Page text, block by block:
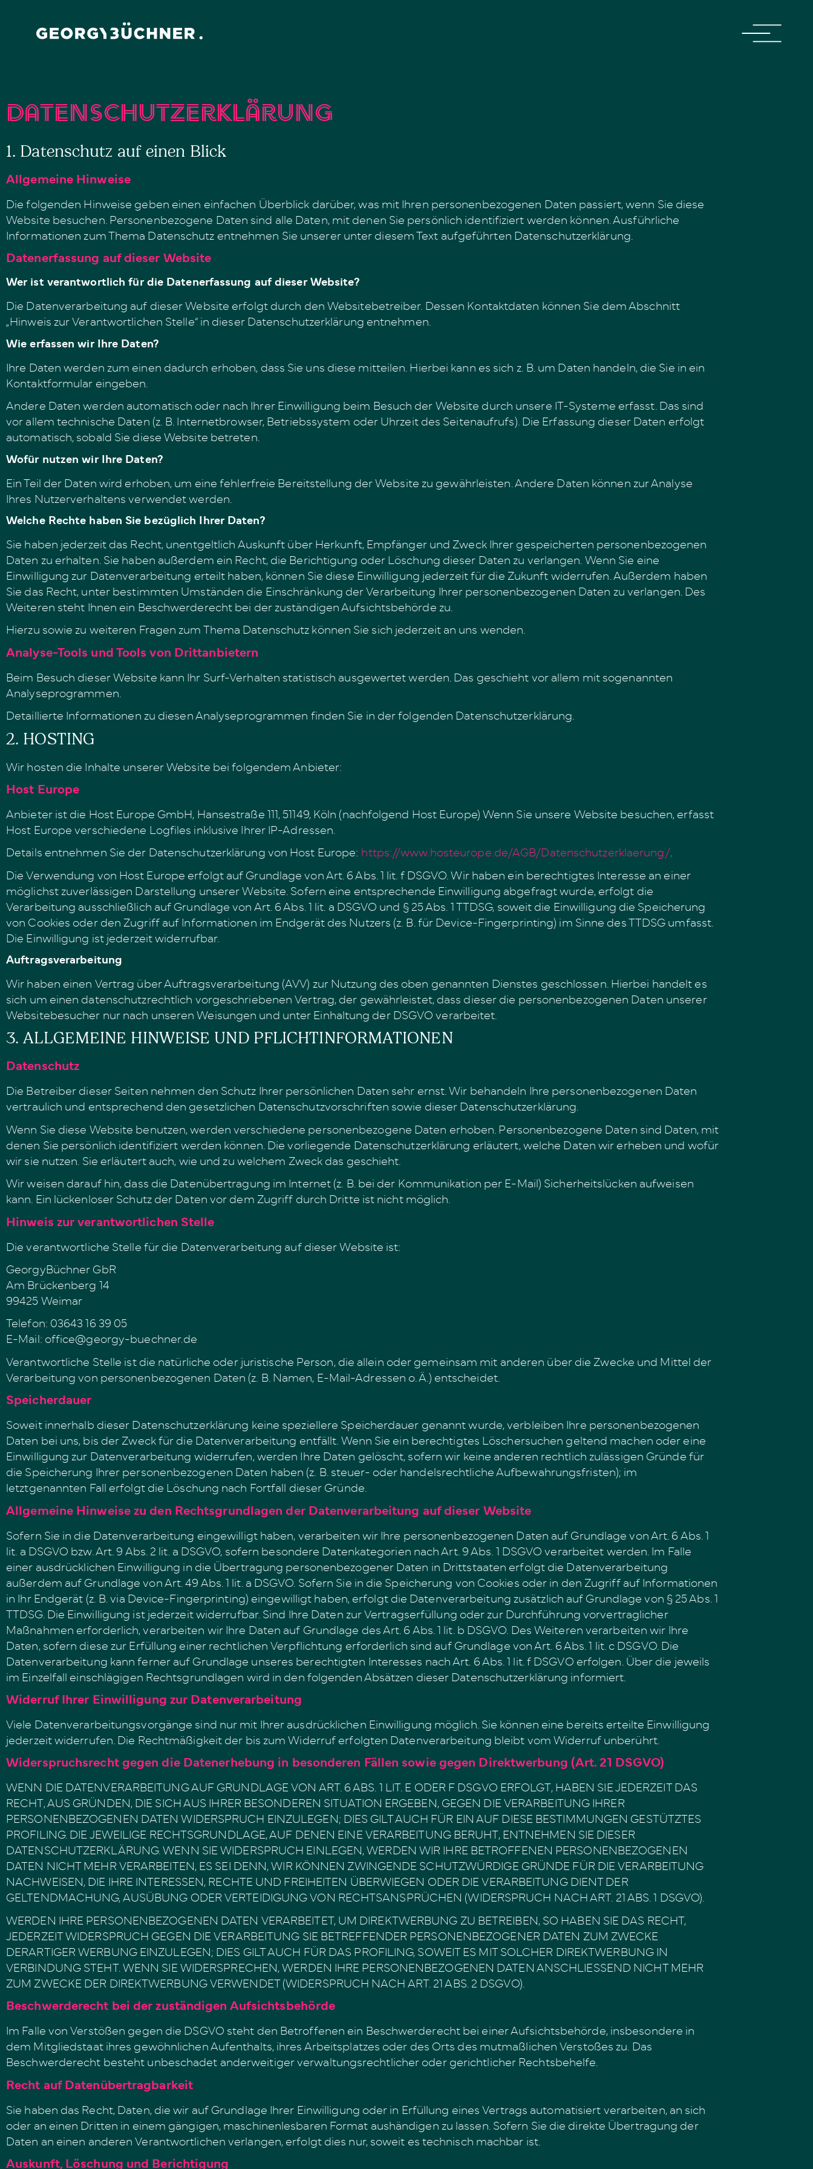
Datenschutzerklärung
1. Datenschutz auf einen Blick
Allgemeine Hinweise
Die folgenden Hinweise geben einen einfachen Überblick darüber, was mit Ihren personenbezogenen Daten passiert, wenn Sie diese
Website besuchen. Personenbezogene Daten sind alle Daten, mit denen Sie persönlich identifiziert werden können. Ausführliche
Informationen zum Thema Datenschutz entnehmen Sie unserer unter diesem Text aufgeführten Datenschutzerklärung.
Datenerfassung auf dieser Website
Wer ist verantwortlich für die Datenerfassung auf dieser Website?
Die Datenverarbeitung auf dieser Website erfolgt durch den Websitebetreiber. Dessen Kontaktdaten können Sie dem Abschnitt
„Hinweis zur Verantwortlichen Stelle“ in dieser Datenschutzerklärung entnehmen.
Wie erfassen wir Ihre Daten?
Ihre Daten werden zum einen dadurch erhoben, dass Sie uns diese mitteilen. Hierbei kann es sich z. B. um Daten handeln, die Sie in ein
Kontaktformular eingeben.
Andere Daten werden automatisch oder nach Ihrer Einwilligung beim Besuch der Website durch unsere IT-Systeme erfasst. Das sind
vor allem technische Daten (z. B. Internetbrowser, Betriebssystem oder Uhrzeit des Seitenaufrufs). Die Erfassung dieser Daten erfolgt
automatisch, sobald Sie diese Website betreten.
Wofür nutzen wir Ihre Daten?
Ein Teil der Daten wird erhoben, um eine fehlerfreie Bereitstellung der Website zu gewährleisten. Andere Daten können zur Analyse
Ihres Nutzerverhaltens verwendet werden.
Welche Rechte haben Sie bezüglich Ihrer Daten?
Sie haben jederzeit das Recht, unentgeltlich Auskunft über Herkunft, Empfänger und Zweck Ihrer gespeicherten personenbezogenen
Daten zu erhalten. Sie haben außerdem ein Recht, die Berichtigung oder Löschung dieser Daten zu verlangen. Wenn Sie eine
Einwilligung zur Datenverarbeitung erteilt haben, können Sie diese Einwilligung jederzeit für die Zukunft widerrufen. Außerdem haben
Sie das Recht, unter bestimmten Umständen die Einschränkung der Verarbeitung Ihrer personenbezogenen Daten zu verlangen. Des
Weiteren steht Ihnen ein Beschwerderecht bei der zuständigen Aufsichtsbehörde zu.
Hierzu sowie zu weiteren Fragen zum Thema Datenschutz können Sie sich jederzeit an uns wenden.
Analyse-Tools und Tools von Dritt­anbietern
Beim Besuch dieser Website kann Ihr Surf-Verhalten statistisch ausgewertet werden. Das geschieht vor allem mit sogenannten
Analyseprogrammen.
Detaillierte Informationen zu diesen Analyseprogrammen finden Sie in der folgenden Datenschutzerklärung.
2. HOSTING
Wir hosten die Inhalte unserer Website bei folgendem Anbieter:
Host Europe
Anbieter ist die Host Europe GmbH, Hansestraße 111, 51149, Köln (nachfolgend Host Europe) Wenn Sie unsere Website besuchen, erfasst
Host Europe verschiedene Logfiles inklusive Ihrer IP-Adressen.
Details entnehmen Sie der Datenschutzerklärung von Host Europe: https://www.hosteurope.de/AGB/Datenschutzerklaerung/.
Die Verwendung von Host Europe erfolgt auf Grundlage von Art. 6 Abs. 1 lit. f DSGVO. Wir haben ein berechtigtes Interesse an einer
möglichst zuverlässigen Darstellung unserer Website. Sofern eine entsprechende Einwilligung abgefragt wurde, erfolgt die
Verarbeitung ausschließlich auf Grundlage von Art. 6 Abs. 1 lit. a DSGVO und § 25 Abs. 1 TTDSG, soweit die Einwilligung die Speicherung
von Cookies oder den Zugriff auf Informationen im Endgerät des Nutzers (z. B. für Device-Fingerprinting) im Sinne des TTDSG umfasst.
Die Einwilligung ist jederzeit widerrufbar.
Auftragsverarbeitung
Wir haben einen Vertrag über Auftragsverarbeitung (AVV) zur Nutzung des oben genannten Dienstes geschlossen. Hierbei handelt es
sich um einen datenschutzrechtlich vorgeschriebenen Vertrag, der gewährleistet, dass dieser die personenbezogenen Daten unserer
Websitebesucher nur nach unseren Weisungen und unter Einhaltung der DSGVO verarbeitet.
3. ALLGEMEINE HINWEISE UND PFLICHT­INFORMATIONEN
Datenschutz
Die Betreiber dieser Seiten nehmen den Schutz Ihrer persönlichen Daten sehr ernst. Wir behandeln Ihre personenbezogenen Daten
vertraulich und entsprechend den gesetzlichen Datenschutzvorschriften sowie dieser Datenschutzerklärung.
Wenn Sie diese Website benutzen, werden verschiedene personenbezogene Daten erhoben. Personenbezogene Daten sind Daten, mit
denen Sie persönlich identifiziert werden können. Die vorliegende Datenschutzerklärung erläutert, welche Daten wir erheben und wofür
wir sie nutzen. Sie erläutert auch, wie und zu welchem Zweck das geschieht.
Wir weisen darauf hin, dass die Datenübertragung im Internet (z. B. bei der Kommunikation per E-Mail) Sicherheitslücken aufweisen
kann. Ein lückenloser Schutz der Daten vor dem Zugriff durch Dritte ist nicht möglich.
Hinweis zur verantwortlichen Stelle
Die verantwortliche Stelle für die Datenverarbeitung auf dieser Website ist:
GeorgyBüchner GbR
Am Brückenberg 14
99425 Weimar
Telefon: 03643 16 39 05
E-Mail: office@georgy-buechner.de
Verantwortliche Stelle ist die natürliche oder juristische Person, die allein oder gemeinsam mit anderen über die Zwecke und Mittel der
Verarbeitung von personenbezogenen Daten (z. B. Namen, E-Mail-Adressen o. Ä.) entscheidet.
Speicherdauer
Soweit innerhalb dieser Datenschutzerklärung keine speziellere Speicherdauer genannt wurde, verbleiben Ihre personenbezogenen
Daten bei uns, bis der Zweck für die Datenverarbeitung entfällt. Wenn Sie ein berechtigtes Löschersuchen geltend machen oder eine
Einwilligung zur Datenverarbeitung widerrufen, werden Ihre Daten gelöscht, sofern wir keine anderen rechtlich zulässigen Gründe für
die Speicherung Ihrer personenbezogenen Daten haben (z. B. steuer- oder handelsrechtliche Aufbewahrungsfristen); im
letztgenannten Fall erfolgt die Löschung nach Fortfall dieser Gründe.
Allgemeine Hinweise zu den Rechtsgrundlagen der Datenverarbeitung auf dieser Website
Sofern Sie in die Datenverarbeitung eingewilligt haben, verarbeiten wir Ihre personenbezogenen Daten auf Grundlage von Art. 6 Abs. 1
lit. a DSGVO bzw. Art. 9 Abs. 2 lit. a DSGVO, sofern besondere Datenkategorien nach Art. 9 Abs. 1 DSGVO verarbeitet werden. Im Falle
einer ausdrücklichen Einwilligung in die Übertragung personenbezogener Daten in Drittstaaten erfolgt die Datenverarbeitung
außerdem auf Grundlage von Art. 49 Abs. 1 lit. a DSGVO. Sofern Sie in die Speicherung von Cookies oder in den Zugriff auf Informationen
in Ihr Endgerät (z. B. via Device-Fingerprinting) eingewilligt haben, erfolgt die Datenverarbeitung zusätzlich auf Grundlage von § 25 Abs. 1
TTDSG. Die Einwilligung ist jederzeit widerrufbar. Sind Ihre Daten zur Vertragserfüllung oder zur Durchführung vorvertraglicher
Maßnahmen erforderlich, verarbeiten wir Ihre Daten auf Grundlage des Art. 6 Abs. 1 lit. b DSGVO. Des Weiteren verarbeiten wir Ihre
Daten, sofern diese zur Erfüllung einer rechtlichen Verpflichtung erforderlich sind auf Grundlage von Art. 6 Abs. 1 lit. c DSGVO. Die
Datenverarbeitung kann ferner auf Grundlage unseres berechtigten Interesses nach Art. 6 Abs. 1 lit. f DSGVO erfolgen. Über die jeweils
im Einzelfall einschlägigen Rechtsgrundlagen wird in den folgenden Absätzen dieser Datenschutzerklärung informiert.
Widerruf Ihrer Einwilligung zur Datenverarbeitung
Viele Datenverarbeitungsvorgänge sind nur mit Ihrer ausdrücklichen Einwilligung möglich. Sie können eine bereits erteilte Einwilligung
jederzeit widerrufen. Die Rechtmäßigkeit der bis zum Widerruf erfolgten Datenverarbeitung bleibt vom Widerruf unberührt.
Widerspruchsrecht gegen die Datenerhebung in besonderen Fällen sowie gegen Direktwerbung (Art. 21 DSGVO)
WENN DIE DATENVERARBEITUNG AUF GRUNDLAGE VON ART. 6 ABS. 1 LIT. E ODER F DSGVO ERFOLGT, HABEN SIE JEDERZEIT DAS
RECHT, AUS GRÜNDEN, DIE SICH AUS IHRER BESONDEREN SITUATION ERGEBEN, GEGEN DIE VERARBEITUNG IHRER
PERSONENBEZOGENEN DATEN WIDERSPRUCH EINZULEGEN; DIES GILT AUCH FÜR EIN AUF DIESE BESTIMMUNGEN GESTÜTZTES
PROFILING. DIE JEWEILIGE RECHTSGRUNDLAGE, AUF DENEN EINE VERARBEITUNG BERUHT, ENTNEHMEN SIE DIESER
DATENSCHUTZERKLÄRUNG. WENN SIE WIDERSPRUCH EINLEGEN, WERDEN WIR IHRE BETROFFENEN PERSONENBEZOGENEN
DATEN NICHT MEHR VERARBEITEN, ES SEI DENN, WIR KÖNNEN ZWINGENDE SCHUTZWÜRDIGE GRÜNDE FÜR DIE VERARBEITUNG
NACHWEISEN, DIE IHRE INTERESSEN, RECHTE UND FREIHEITEN ÜBERWIEGEN ODER DIE VERARBEITUNG DIENT DER
GELTENDMACHUNG, AUSÜBUNG ODER VERTEIDIGUNG VON RECHTSANSPRÜCHEN (WIDERSPRUCH NACH ART. 21 ABS. 1 DSGVO).
WERDEN IHRE PERSONENBEZOGENEN DATEN VERARBEITET, UM DIREKTWERBUNG ZU BETREIBEN, SO HABEN SIE DAS RECHT,
JEDERZEIT WIDERSPRUCH GEGEN DIE VERARBEITUNG SIE BETREFFENDER PERSONENBEZOGENER DATEN ZUM ZWECKE
DERARTIGER WERBUNG EINZULEGEN; DIES GILT AUCH FÜR DAS PROFILING, SOWEIT ES MIT SOLCHER DIREKTWERBUNG IN
VERBINDUNG STEHT. WENN SIE WIDERSPRECHEN, WERDEN IHRE PERSONENBEZOGENEN DATEN ANSCHLIESSEND NICHT MEHR
ZUM ZWECKE DER DIREKTWERBUNG VERWENDET (WIDERSPRUCH NACH ART. 21 ABS. 2 DSGVO).
Beschwerde­recht bei der zuständigen Aufsichts­behörde
Im Falle von Verstößen gegen die DSGVO steht den Betroffenen ein Beschwerderecht bei einer Aufsichtsbehörde, insbesondere in
dem Mitgliedstaat ihres gewöhnlichen Aufenthalts, ihres Arbeitsplatzes oder des Orts des mutmaßlichen Verstoßes zu. Das
Beschwerderecht besteht unbeschadet anderweitiger verwaltungsrechtlicher oder gerichtlicher Rechtsbehelfe.
Recht auf Daten­übertrag­barkeit
Sie haben das Recht, Daten, die wir auf Grundlage Ihrer Einwilligung oder in Erfüllung eines Vertrags automatisiert verarbeiten, an sich
oder an einen Dritten in einem gängigen, maschinenlesbaren Format aushändigen zu lassen. Sofern Sie die direkte Übertragung der
Daten an einen anderen Verantwortlichen verlangen, erfolgt dies nur, soweit es technisch machbar ist.
Auskunft, Löschung und Berichtigung